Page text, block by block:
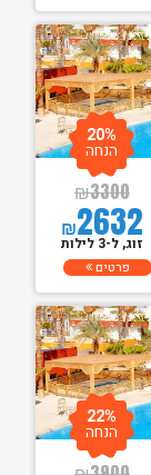
₪3300
₪2632
20%
הנחה
זוג, ל-3 לילות
פרטים
22%
הנחה